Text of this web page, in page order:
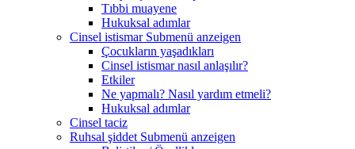
Tıbbi muayene
Hukuksal adımlar
Cinsel istismar Submenü anzeigen
Çocukların yaşadıkları
Cinsel istismar nasıl anlaşılır?
Etkiler
Ne yapmalı? Nasıl yardım etmeli?
Hukuksal adımlar
Cinsel taciz
Ruhsal şiddet Submenü anzeigen